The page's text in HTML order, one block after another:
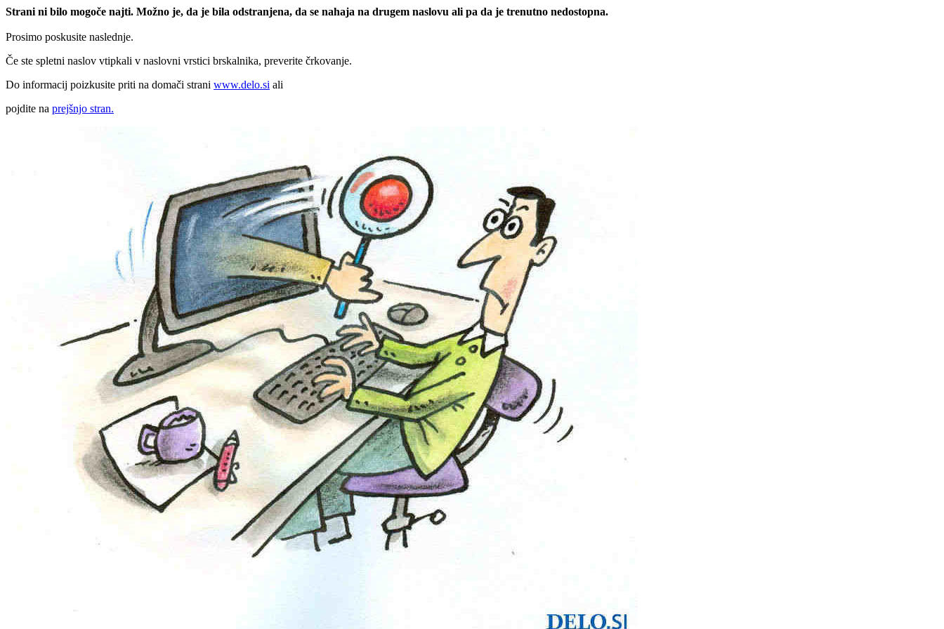
Strani ni bilo mogoče najti. Možno je, da je bila odstranjena, da se nahaja na drugem naslovu ali pa da je trenutno nedostopna.
Prosimo poskusite naslednje.
Če ste spletni naslov vtipkali v naslovni vrstici brskalnika, preverite črkovanje.
Do informacij poizkusite priti na domači strani www.delo.si ali
pojdite na prejšnjo stran.